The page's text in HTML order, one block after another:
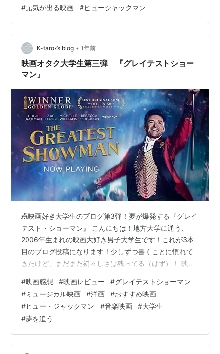
しい方法を考えます。思い切った発想で、個性の違う
人々を集めたショーを始めます。 最初は誰もが自信を持
っているわけではありません。人前へ出ることをためら
い、自分の姿を隠してきた人もいます。でも、仲間と同
じ舞台に立つうちに、少しずつ顔を上げるようになり…
#元気が出る映画 #ヒュージャックマン
K-tarox’s blog • 1年前
映画オタク大学生第三弾 『グレイテストショー
マン』
🎪映画好き大学生のブログ第3弾！夢が爆発する『グレイ
テスト・ショーマン』 こんにちは！地方大学に通う、
2006年生まれの映画大好き男子大学生です！これが3本
目のブログ投稿になります！少しずつ書くことに慣れて
きたけど、まだまだ初々しさは残ってる（はず）！ 映画
でさらに深くなる気がしてて。このブログでは、僕が
「これはぜひ観てほしい！」と思った映画を情熱全開で
紹介しています！ 今回は、「夢を叶えたい」「自分の信
じた道を進みたい」って思ってるすべての人に贈りたい
映画、**『グレイテスト・ショーマン』**を紹介しま
す！ 🌟人生って、舞台みたいだ。 まずこ…
#映画感想 #映画レビュー #グレイテストショーマン
#ミュージカル映画 #洋画 #おすすめ映画
#ヒュー・ジャックマン #音楽映画 #大学生
#夢を追う